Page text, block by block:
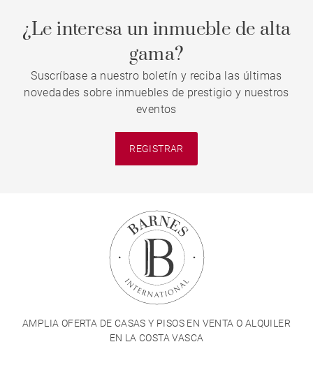
¿Le interesa un inmueble de alta
gama?
Suscríbase a nuestro boletín y reciba las últimas
novedades sobre inmuebles de prestigio y nuestros
eventos
REGISTRAR
AMPLIA OFERTA DE CASAS Y PISOS EN VENTA O ALQUILER
EN LA COSTA VASCA